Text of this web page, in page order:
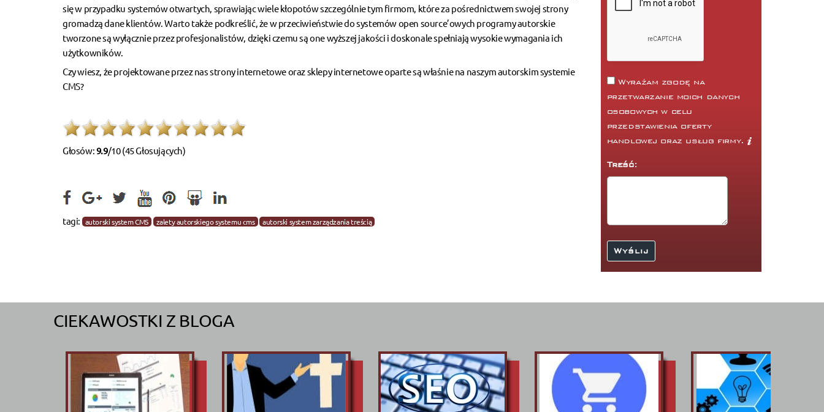
się w przypadku systemów otwartych, sprawiając wiele kłopotów szczególnie tym firmom, które za pośrednictwem swojej strony
gromadzą dane klientów. Warto także podkreślić, że w przeciwieństwie do systemów open source’owych programy autorskie
tworzone są wyłącznie przez profesjonalistów, dzięki czemu są one wyższej jakości i doskonale spełniają wysokie wymagania ich
użytkowników.
Czy wiesz, że projektowane przez nasstrony internetoweorazsklepy internetoweoparte są właśnie na naszym autorskim systemie
CMS?
Głosów:9.9/10 (45 Głosujących)
tagi: autorski system CMS zalety autorskiego systemu cms autorski system zarządzania treścią
Wyrażam zgodę na
przetwarzanie moich danych
osobowych w celu
przedstawienia oferty
handlowej oraz usług firmy.
Treść:
CIEKAWOSTKI Z BLOGA